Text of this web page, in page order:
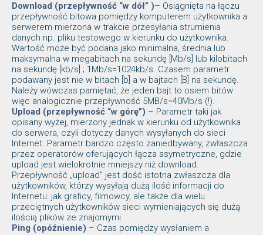
Download (przepływność “w dół” )– Osiągnięta na łączu
przepływność bitowa pomiędzy komputerem użytkownika a
serwerem mierzona w trakcie przesyłania strumienia
danych np. pliku testowego w kierunku do użytkownika.
Wartość może być podana jako minimalna, średnia lub
maksymalna w megabitach na sekundę [Mb/s] lub kilobitach
na sekundę [kb/s] ; 1Mb/s=1024kb/s. Czasem parametr
podawany jest nie w bitach [b] a w bajtach [B] na sekundę.
Należy wówczas pamiętać, że jeden bajt to osiem bitów
więc analogicznie przepływność 5MB/s=40Mb/s (!).
Upload (przepływność “w górę”) – Parametr taki jak
opisany wyżej, mierzony jednak w kierunku od użytkownika
do serwera, czyli dotyczy danych wysyłanych do sieci
Internet. Parametr bardzo często zaniedbywany, zwłaszcza
przez operatorów oferujących łącza asymetryczne, gdzie
upload jest wielokrotnie mniejszy niż download.
Przepływność „upload” jest dość istotna zwłaszcza dla
użytkowników, którzy wysyłają dużą ilość informacji do
Internetu: jak graficy, filmowcy, ale także dla wielu
przeciętnych użytkowników sieci wymieniających się dużą
ilością plików ze znajomymi.
Ping (opóźnienie) – Czas pomiędzy wysłaniem a